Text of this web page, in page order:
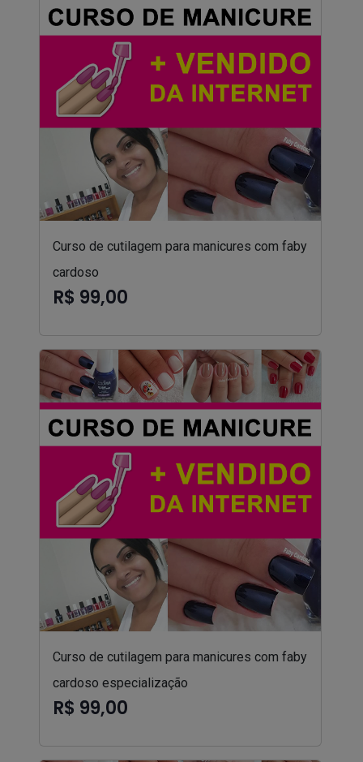
Curso de cutilagem para manicures com faby
cardoso
R$ 99,00
Curso de cutilagem para manicures com faby
cardoso especialização
R$ 99,00